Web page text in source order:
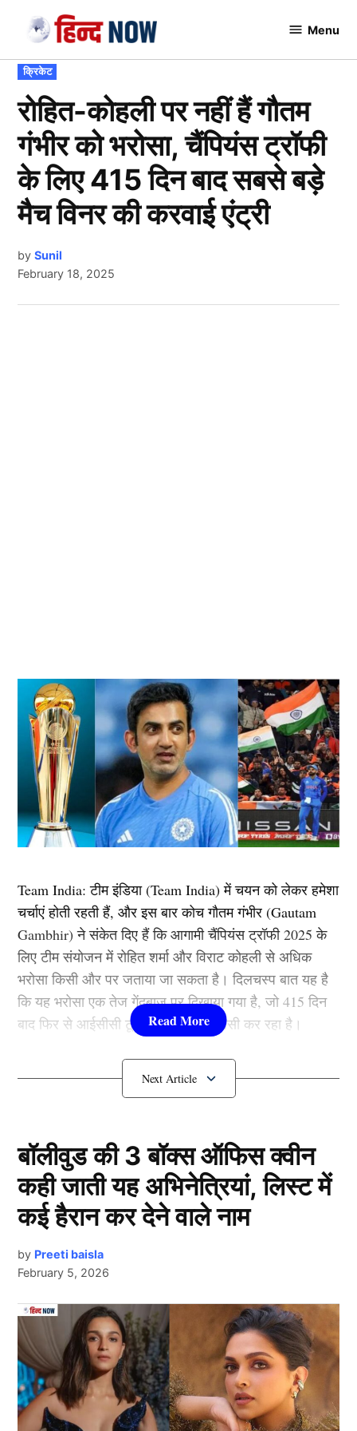
content
Menu
POSTED
IN
क्रिकेट
रोहित-कोहली पर नहीं हैं गौतम
गंभीर को भरोसा, चैंपियंस ट्रॉफी
के लिए 415 दिन बाद सबसे बड़े
मैच विनर की करवाई एंट्री
by Sunil
February 18, 2025
Team India: टीम इंडिया (Team India) में चयन को लेकर हमेशा
चर्चाएं होती रहती हैं, और इस बार कोच गौतम गंभीर (Gautam
Gambhir) ने संकेत दिए हैं कि आगामी चैंपियंस ट्रॉफी 2025 के
लिए टीम संयोजन में रोहित शर्मा और विराट कोहली से अधिक
भरोसा किसी और पर जताया जा सकता है। दिलचस्प बात यह है
कि यह भरोसा एक तेज गेंदबाज पर दिखाया गया है, जो 415 दिन
बाद फिर से आईसीसी टूर्नामेंट में दमदार वापसी कर रहा है।
Gautam Gambhir ने किस खिलाड़ी पर
जी हां, हम बात कर रहे हैं तेज गेंदबाज मोहम्मद शमी की, जिन्होंने
पिछले साल वनडे वर्ल्ड कप 2023 में भारत के सबसे प्रभावी
गेंदबाजों में से एक थे। उन्होंने टूर्नामेंट में 7 मैचों में 24 विकेट लेकर
अपनी उपयोगिता साबित की थी। हालांकि, इसके बाद से वह चोट
Next Article
बॉलीवुड की 3 बॉक्स ऑफिस क्वीन
कही जाती यह अभिनेत्रियां, लिस्ट में
कई हैरान कर देने वाले नाम
by Preeti baisla
February 5, 2026